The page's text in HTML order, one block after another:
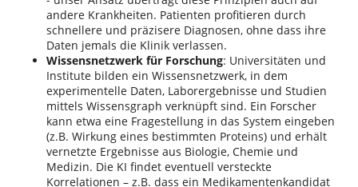
andere Krankheiten. Patienten profitieren durch
schnellere und präzisere Diagnosen, ohne dass ihre
Daten jemals die Klinik verlassen.
Wissensnetzwerk für Forschung: Universitäten und
Institute bilden ein Wissensnetzwerk, in dem
experimentelle Daten, Laborergebnisse und Studien
mittels Wissensgraph verknüpft sind. Ein Forscher
kann etwa eine Fragestellung in das System eingeben
(z.B. Wirkung eines bestimmten Proteins) und erhält
vernetzte Ergebnisse aus Biologie, Chemie und
Medizin. Die KI findet eventuell versteckte
Korrelationen – z.B. dass ein Medikamentenkandidat